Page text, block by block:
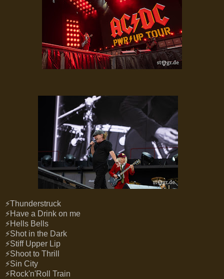
⚡Thunderstruck
⚡Have a Drink on me
⚡Hells Bells
⚡Shot in the Dark
⚡Stiff Upper Lip
⚡Shoot to Thrill
⚡Sin City
⚡Rock'n'Roll Train